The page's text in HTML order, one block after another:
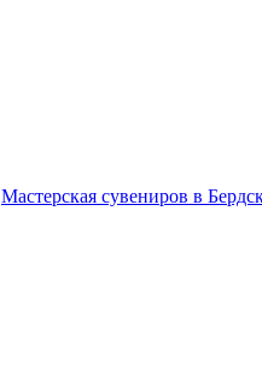
Мастерская сувениров в